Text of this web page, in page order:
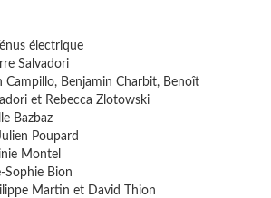
électrique
Salvadori
Benjamin Charbit, Benoît
et Rebecca Zlotowski
Bazbaz
Poupard
Montel
Bion
Martin et David Thion